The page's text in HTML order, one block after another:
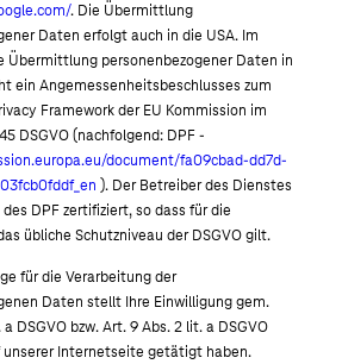
. Die Übermittlung
Daten erfolgt auch in die USA. Im
Übermittlung personenbezogener Daten in
ein Angemessenheitsbeschlusses zum
Framework der EU Kommission im
DSGVO (nachfolgend: DPF -
document/fa09cbad-dd7d-
). Der Betreiber des Dienstes
DPF zertifiziert, so dass für die
übliche Schutzniveau der DSGVO gilt.
für die Verarbeitung der
Daten stellt Ihre Einwilligung gem.
DSGVO bzw. Art. 9 Abs. 2 lit. a DSGVO
unserer Internetseite getätigt haben.